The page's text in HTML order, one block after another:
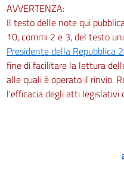
AVVERTENZA:
Il testo delle note qui
10, commi 2 e 3, del testo
Presidente della Repubblica
fine di facilitare la lettura
alle quali è operato il rinvio.
l'efficacia degli atti legislativi